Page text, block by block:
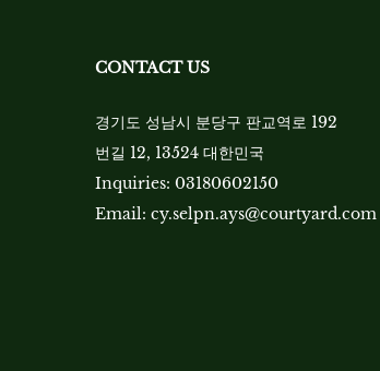
CONTACT US
경기도 성남시 분당구 판교역로 192
번길 12, 13524 대한민국
Inquiries: 03180602150
Email: cy.selpn.ays@courtyard.com